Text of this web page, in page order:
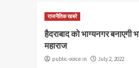
राजनैतिक खबरे
हैदराबाद को भाग्यनगर बनाएगी
महाराज
public-voice.in July 2, 2022